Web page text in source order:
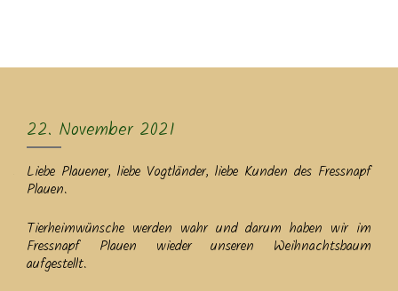
22. November 2021
Liebe Plauener, liebe Vogtländer, liebe Kunden des Fressnapf
Plauen.
Tierheimwünsche werden wahr und darum haben wir im
Fressnapf Plauen wieder unseren Weihnachtsbaum
aufgestellt.